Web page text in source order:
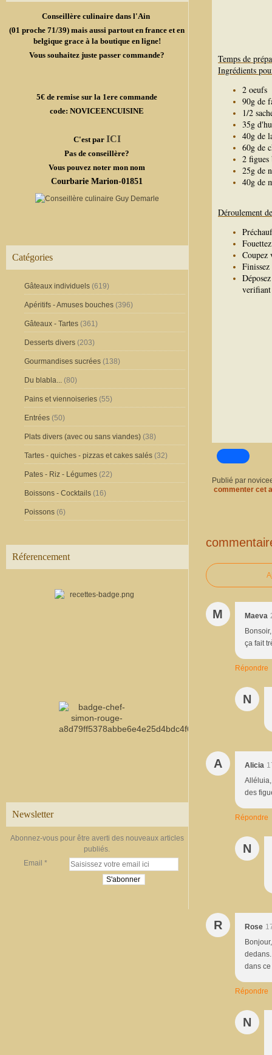
Conseillère culinaire dans l'Ain
(01 proche 71/39) mais aussi partout en france et en
belgique grace à la boutique en ligne!
Vous souhaitez juste passer commande?
5€ de remise sur la 1ere commande
code: NOVICEENCUISINE
C'est par ICI
Pas de conseillère?
Vous pouvez noter mon nom
Courbarie Marion-01851
Catégories
Gâteaux individuels (619)
Apéritifs - Amuses bouches (396)
Gâteaux - Tartes (361)
Desserts divers (203)
Gourmandises sucrées (138)
Du blabla... (80)
Pains et viennoiseries (55)
Entrées (50)
Plats divers (avec ou sans viandes) (38)
Tartes - quiches - pizzas et cakes salés (32)
Pates - Riz - Légumes (22)
Boissons - Cocktails (16)
Poissons (6)
Réferencement
Newsletter
Abonnez-vous pour être averti des nouveaux articles
publiés.
Email
Temps de
Ingrédients
2 oeufs
90g de
1/2
35g
40g de
60g de
2 figues
25g de
40g de
Déroulement
Coupez
verifiant
Publié par
commenter cet
M Maeva
ça fait
Répondre
N
A Alicia
des
Répondre
N
R Rose
dans
Répondre
N